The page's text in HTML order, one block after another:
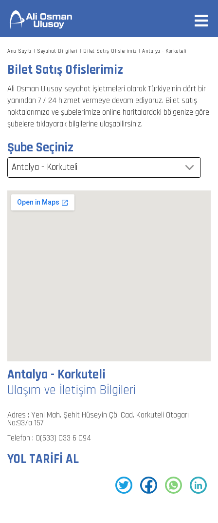
Ana Sayfa Seyahat Bilgileri Bilet Satış Ofislerimiz Antalya - Korkuteli
Bilet Satış Ofislerimiz
Ali Osman Ulusoy seyahat işletmeleri olarak Türkiye’nin dört bir
yanından 7 / 24 hizmet vermeye devam ediyoruz. Bilet satış
noktalarımıza ve şubelerimize online haritalardaki bölgenize göre
şubelere tıklayarak bilgilerine ulaşabilirsiniz.
Şube Seçiniz
Antalya - Korkuteli
Antalya - Korkuteli
Ulaşım ve İletişim Bİlgileri
Adres : Yeni Mah. Şehit Hüseyin Çöl Cad. Korkuteli Otogarı
No:93/a 157
Telefon : 0(533) 033 6 094
YOL TARİFİ AL